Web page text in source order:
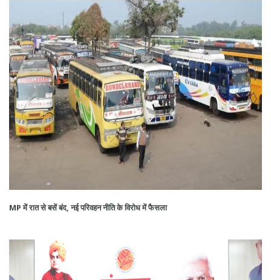
MP में रात से बसें बंद, नई परिवहन नीति के विरोध में फैसला